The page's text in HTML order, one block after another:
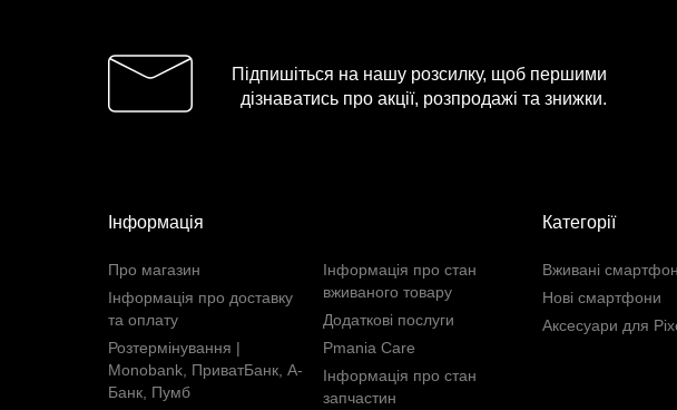
Підпишіться на нашу розсилку, щоб першими
дізнаватись про акції, розпродажі та знижки.
Інформація
Про магазин
Інформація про доставку
та оплату
Розтермінування |
Monobank, ПриватБанк, А-
Банк, Пумб
Інформація про стан
вживаного товару
Додаткові послуги
Pmania Care
Інформація про стан
запчастин
Категорії
Вживані
Нові смартфони
Аксесуари для